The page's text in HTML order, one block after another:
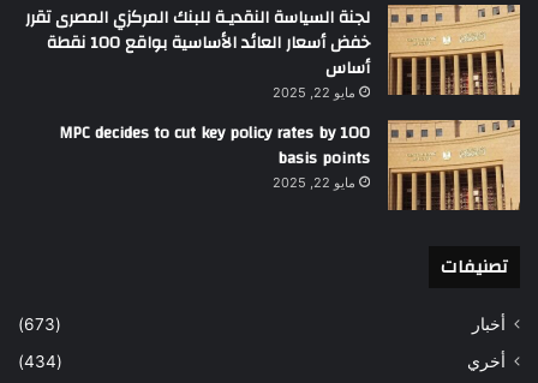
لجنة السياسة النقديـة للبنك المركزي المصرى تقرر
خفض أسعار العائد الأساسية بواقع 100 نقطة
أساس
مايو 22, 2025
MPC decides to cut key policy rates by 100
basis points
مايو 22, 2025
تصنيفات
أخبار
(673)
أخري
(434)